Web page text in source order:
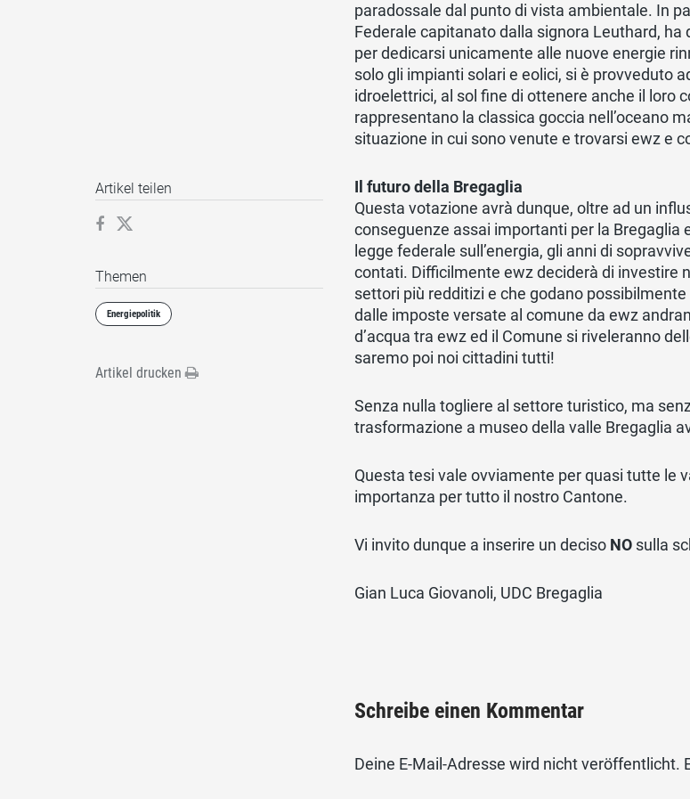
paradossale dal punto di vista ambientale. In
Federale capitanato dalla signora Leuthard,
per dedicarsi unicamente alle nuove energie
solo gli impianti solari e eolici, si è provveduto
idroelettrici, al sol fine di ottenere anche il loro
rappresentano la classica goccia nell’oceano
situazione in cui sono venute e trovarsi ewz e
Il futuro della Bregaglia
Questa votazione avrà dunque, oltre ad un
conseguenze assai importanti per la Bregaglia
legge federale sull’energia, gli anni di
contati. Difficilmente ewz deciderà di investire
settori più redditizi e che godano
dalle imposte versate al comune da ewz
d’acqua tra ewz ed il Comune si riveleranno
saremo poi noi cittadini tutti!
Senza nulla togliere al settore turistico, ma
trasformazione a museo della valle Bregaglia
Questa tesi vale ovviamente per quasi tutte le
importanza per tutto il nostro Cantone.
Vi invito dunque a inserire un deciso NO sulla
Gian Luca Giovanoli, UDC Bregaglia
Schreibe einen Kommentar
Deine E-Mail-Adresse wird nicht veröffentlicht.
Artikel teilen
Themen
Energiepolitik
Artikel drucken